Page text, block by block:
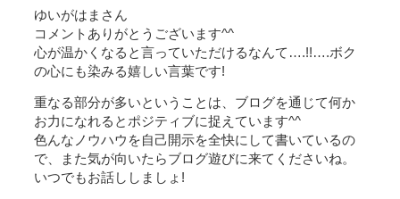
ゆいがはまさん
コメントありがとうございます^^
心が温かくなると言っていただけるなんて….!!….ボク
の心にも染みる嬉しい言葉です!
重なる部分が多いということは、ブログを通じて何か
お力になれるとポジティブに捉えています^^
色んなノウハウを自己開示を全快にして書いているの
で、また気が向いたらブログ遊びに来てくださいね。
いつでもお話ししましょ!